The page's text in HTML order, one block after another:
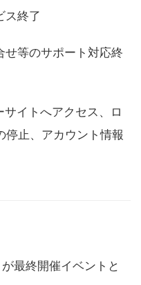
ス終了
等のサポート対応終
サイトへアクセス、ロ
停止、アカウント情報
最終開催イベントと